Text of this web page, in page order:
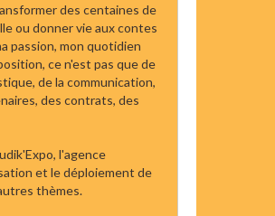
des centaines de
ou donner vie aux contes
passion, mon quotidien
ce n'est pas que de
de la communication,
des contrats, des
l'agence
et le déploiement de
thèmes.